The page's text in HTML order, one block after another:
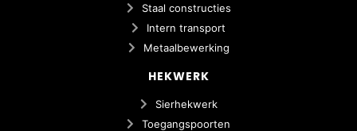
Staal constructies
Intern transport
Metaalbewerking
HEKWERK
Sierhekwerk
Toegangspoorten